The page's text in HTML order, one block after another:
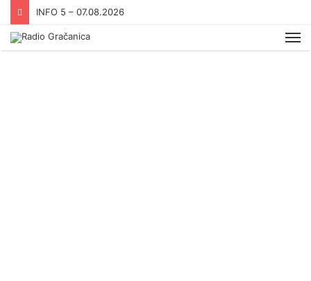
INFO 5 – 07.08.2026